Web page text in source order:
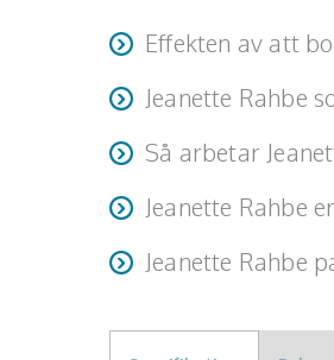
Effekten av att
Jeanette Rahbe ger
Jeanette kopplar ihop
Jeanette Rahbe
Jeanette Rahbe utmärker
närvarande för henne,
sitt område och får
svåra och tabubelagda
Så arbetar
Hon anpassar alltid inn
ehållet efter beställarens
Jeanette Rahbe
Jeanette erbjuder
diskussion och reflektion.
Jeanette Rahbe